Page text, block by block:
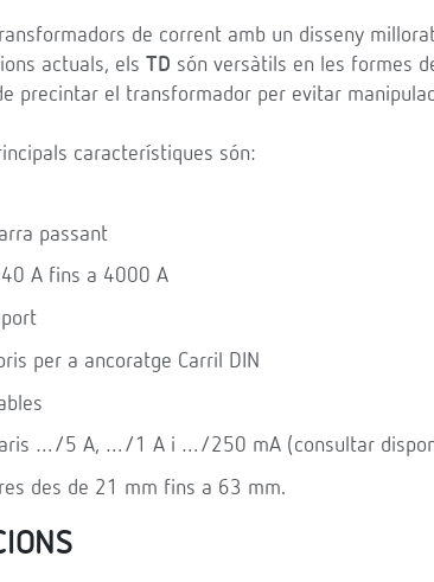
de corrent amb un disseny
actuals, els TD són versàtils en les formes
precintar el transformador per evitar
característiques són:
passant
40 A fins a 4000 A
per a ancoratge Carril DIN
…/5 A, …/1 A i …/250 mA (consultar
des de 21 mm fins a 63 mm.